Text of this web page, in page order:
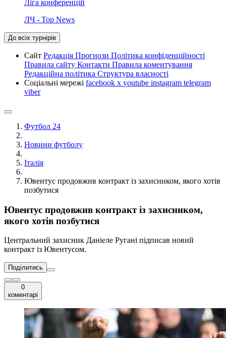
Ліга конференцій
ЛЧ - Top News
До всіх турнірів
Сайт Редакція Прогнози Політика конфіденційності
Правила сайту Контакти Правила коментування
Редакційна політика Структура власності
Соціальні мережі facebook x youtube instagram telegram
viber
Футбол 24
Новини футболу
Італія
Ювентус продовжив контракт із захисником, якого хотів
позбутися
Ювентус продовжив контракт із захисником,
якого хотів позбутися
Центральний захисник Даніеле Ругані підписав новий
контракт із Ювентусом.
Поділитись
0
коментарі